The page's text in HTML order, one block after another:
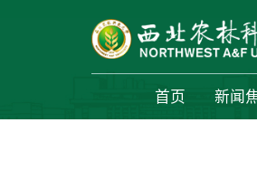
首页 新闻